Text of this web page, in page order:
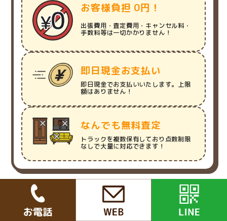
お客様負担 0円！
出張費用・査定費用・キャンセル料・
手数料等は一切かかりません！
即日現金お支払い
即日現金でお支払いいたします。上限
額はありません！
なんでも無料査定
トラックを複数保有しており点数制限
なしで大量に対応できます！